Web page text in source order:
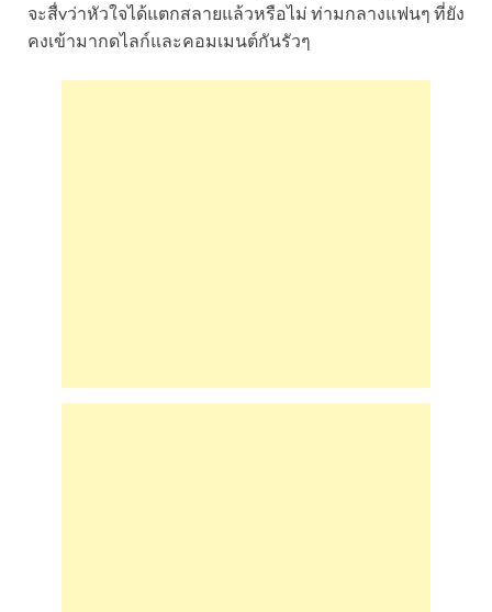
จะสื่vว่าหัวใจได้แตกสลายแล้วหรือไม่ ท่ามกลางแฟนๆ ที่ยัง
คงเข้ามากดไลก์และคอมเมนต์กันรัวๆ